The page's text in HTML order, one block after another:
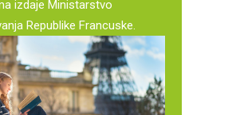
izdaje Ministarstvo
Republike Francuske.